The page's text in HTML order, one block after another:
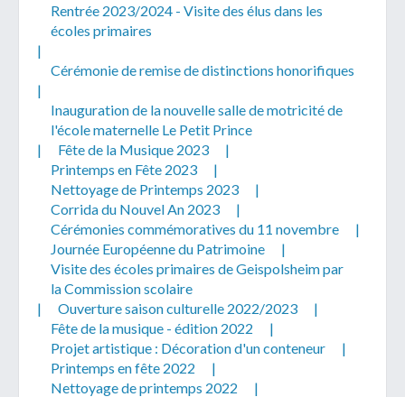
Rentrée 2023/2024 - Visite des élus dans les
écoles primaires
|
Cérémonie de remise de distinctions honorifiques
|
Inauguration de la nouvelle salle de motricité de
l'école maternelle Le Petit Prince
|
Fête de la Musique 2023
|
Printemps en Fête 2023
|
Nettoyage de Printemps 2023
|
Corrida du Nouvel An 2023
|
Cérémonies commémoratives du 11 novembre
|
Journée Européenne du Patrimoine
|
Visite des écoles primaires de Geispolsheim par
la Commission scolaire
|
Ouverture saison culturelle 2022/2023
|
Fête de la musique - édition 2022
|
Projet artistique : Décoration d'un conteneur
|
Printemps en fête 2022
|
Nettoyage de printemps 2022
|